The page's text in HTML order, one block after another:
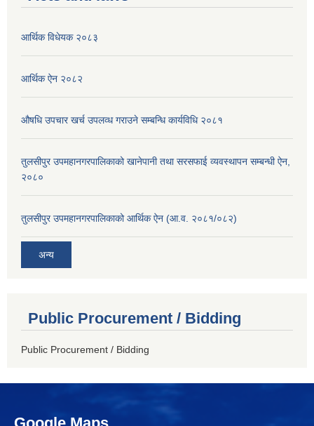
आर्थिक विधेयक २०८३
आर्थिक ऐन २०८२
औषधि उपचार खर्च उपलव्ध गराउने सम्बन्धि कार्यविधि २०८१
तुलसीपुर उपमहानगरपालिकाको खानेपानी तथा सरसफाई व्यवस्थापन सम्बन्धी ऐन,
२०८०
तुलसीपुर उपमहानगरपालिकाको आर्थिक ऐन (आ.व. २०८१/०८२)
अन्य
Public Procurement / Bidding
Public Procurement / Bidding